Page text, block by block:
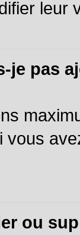
leur
je pas
vous
ou